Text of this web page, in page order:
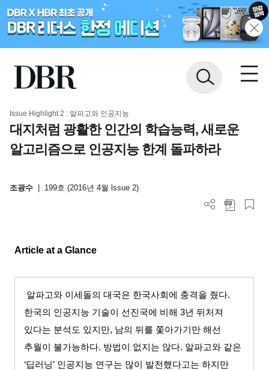
Issue Highlight 2 : 알파고와 인공지능
대지처럼 광활한 인간의 학습능력, 새로운
알고리즘으로 인공지능 한계 돌파하라
조광수 199호 (2016년 4월 lssue 2)
Article at a Glance
알파고와 이세돌의 대국은 한국사회에 충격을 줬다.
한국의 인공지능 기술이 선진국에 비해 3년 뒤처져
있다는 분석도 있지만, 남의 뒤를 쫓아가기만 해선
추월이 불가능하다. 방법이 없지는 않다. 알파고와 같은
‘딥러닝’ 인공지능 연구는 많이 발전했다고는 하지만